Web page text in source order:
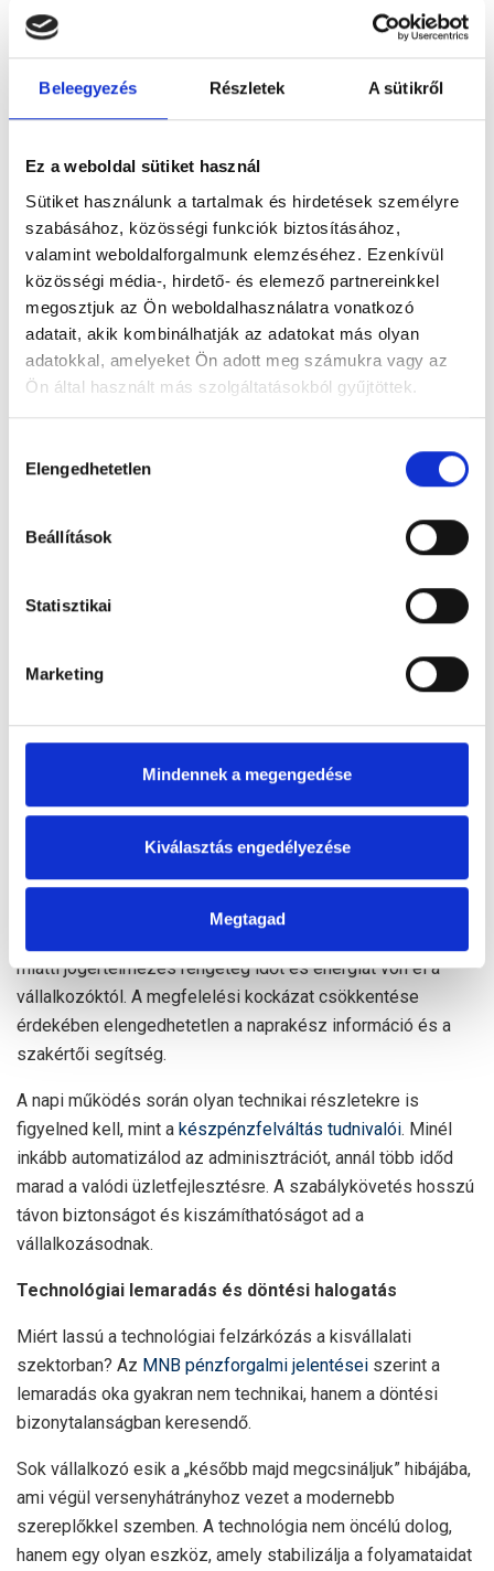
Beleegyezés Részletek A sütikről
Ez a weboldal sütiket használ
Sütiket használunk a tartalmak és hirdetések személyre
szabásához, közösségi funkciók biztosításához,
valamint weboldalforgalmunk elemzéséhez. Ezenkívül
közösségi média-, hirdető- és elemező partnereinkkel
megosztjuk az Ön weboldalhasználatra vonatkozó
adatait, akik kombinálhatják az adatokat más olyan
adatokkal, amelyeket Ön adott meg számukra vagy az
Ön által használt más szolgáltatásokból gyűjtöttek.
kiválasztása
Elengedhetetlen
Beállítások
Statisztikai
Marketing
Mindennek a megengedése
Kiválasztás engedélyezése
Megtagad
versenyben? Az
összehasonlító adatai szerint a
magyar kisvállalkozások digitális jelenléte sajnos még
mindig elmarad az uniós átlagtól.
offline világot, egyszerűen csak elérhetőséget és élményt
elengedhetetlen. A fizikai üzlet értéke a személyességben
és a bizalomépítésben teljesedik ki.
Használd ki a hibrid megoldások előnyeit a vásárlói
elégedettség növelésére. Az online tájékozódás és a bolti
átvétel kombinációja például kiváló versenyelőny lehet
számodra. Erről bővebben olvashatsz avásárlói
Hogyan tartható lépés a folyamatosan változó
jogszabályokkal? A NAV
rendszeresen frissíti az adózási
szabályokat, ami állandó alkalmazkodási kényszert jelent a
cégeknek.
miatti jogértelmezés rengeteg időt és energiát von el a
vállalkozóktól. A megfelelési kockázat csökkentése
érdekében elengedhetetlen a naprakész információ és a
szakértői segítség.
A napi működés során olyan technikai részletekre is
figyelned kell, mint a készpénzfelváltás tudnivalói. Minél
inkább automatizálod az adminisztrációt, annál több időd
marad a valódi üzletfejlesztésre. A szabálykövetés hosszú
távon biztonságot és kiszámíthatóságot ad a
vállalkozásodnak.
Technológiai lemaradás és döntési halogatás
Miért lassú a technológiai felzárkózás a kisvállalati
szektorban? Az MNB pénzforgalmi jelentései szerint a
lemaradás oka gyakran nem technikai, hanem a döntési
bizonytalanságban keresendő.
Sok vállalkozó esik a „később majd megcsináljuk” hibájába,
ami végül versenyhátrányhoz vezet a modernebb
szereplőkkel szemben. A technológia nem öncélú dolog,
hanem egy olyan eszköz, amely stabilizálja a folyamataidat